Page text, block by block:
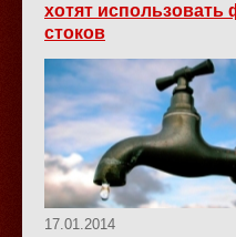
хотят использовать
стоков
17.01.2014